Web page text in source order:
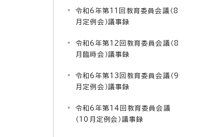
令和6年第11回教育委員会議（8
月定例会）議事録
令和6年第12回教育委員会議（8
月臨時会）議事録
令和6年第13回教育委員会議（9
月定例会）議事録
令和6年第14回教育委員会議
（10月定例会）議事録